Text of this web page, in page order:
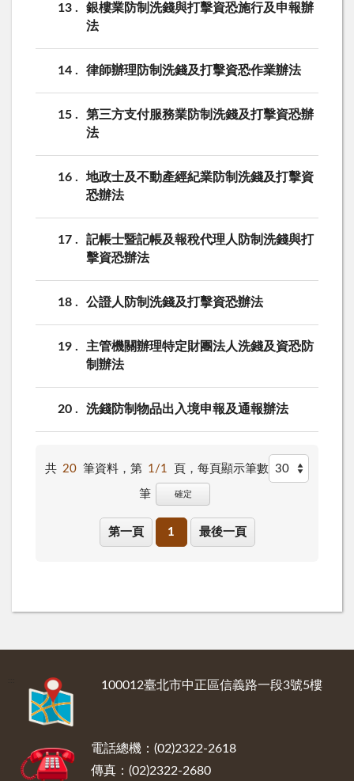
13
銀樓業防制洗錢與打擊資恐施行及申報辦
法
14 律師辦理防制洗錢及打擊資恐作業辦法
15
第三方支付服務業防制洗錢及打擊資恐辦
法
16
地政士及不動產經紀業防制洗錢及打擊資
恐辦法
17
記帳士暨記帳及報稅代理人防制洗錢與打
擊資恐辦法
18 公證人防制洗錢及打擊資恐辦法
19
主管機關辦理特定財團法人洗錢及資恐防
制辦法
20 洗錢防制物品出入境申報及通報辦法
共 20 筆資料，第 1/1 頁， 每頁顯示筆數
筆 確定
第一頁 1 最後一頁
100012臺北市中正區信義路一段3號5樓
電話總機：(02)2322-2618
傳真：(02)2322-2680